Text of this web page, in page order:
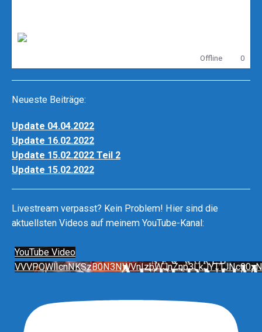
Offline
0
Neueste Beiträge:
Update 04.04.2022
Update 16.02.2022
Update 15.02.2022 Teil 2
Update 15.02.2022
Livestream verpasst? Kein Problem! Hier sind die
aktuellsten Videos auf meinem YouTube-Kanal:
YouTube Video